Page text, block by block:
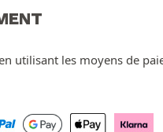
utilisant les moyens de